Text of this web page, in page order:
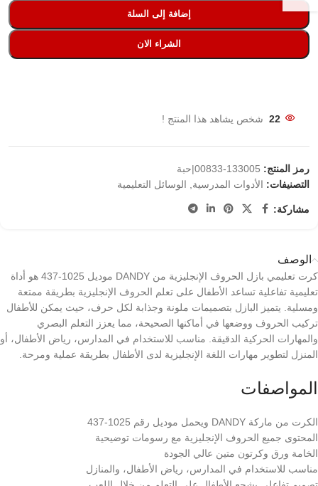
إضافة إلى السلة
الشراء الان
22 شخص يشاهد هذا المنتج !
رمز المنتج: 133005-00833|حبة
التصنيفات: الأدوات المدرسية, الوسائل التعليمية
مشاركة:
الوصف
كرت تعليمي بازل الحروف الإنجليزية من DANDY موديل 1025-437 هو أداة
تعليمية تفاعلية تساعد الأطفال على تعلم الحروف الإنجليزية بطريقة ممتعة
ومسلية. يتميز البازل بتصميمات ملونة وجذابة لكل حرف، حيث يمكن للأطفال
تركيب الحروف ووضعها في أماكنها الصحيحة، مما يعزز التعلم البصري
والمهارات الحركية الدقيقة. مناسب للاستخدام في المدارس، رياض الأطفال، أو
المنزل لتطوير مهارات اللغة الإنجليزية لدى الأطفال بطريقة عملية ومرحة.
المواصفات
الكرت من ماركة DANDY ويحمل موديل رقم 1025-437
المحتوى جميع الحروف الإنجليزية مع رسومات توضيحية
الخامة ورق وكرتون متين عالي الجودة
مناسب للاستخدام في المدارس، رياض الأطفال، والمنازل